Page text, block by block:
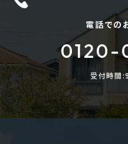
電話での
0120-
受付時間